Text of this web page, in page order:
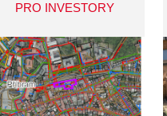
PRO INVESTORY